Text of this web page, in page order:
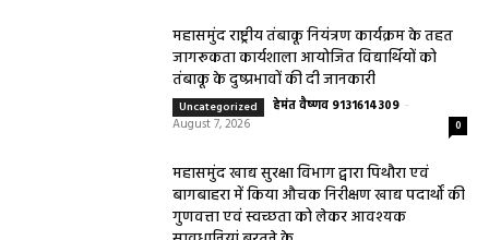
मामले में आरोपी के विरुद्ध प्रकरण दर्ज
पिथौरा हेमंत वैष्णव 9131614309 - August 7, 2026
महासमुंद राष्ट्रीय तंबाकू नियंत्रण कार्यक्रम के तहत
तंबाकू के दुष्प्रभावों की दी जानकारी
Uncategorized हेमंत वैष्णव 9131614309 -
August 7, 2026